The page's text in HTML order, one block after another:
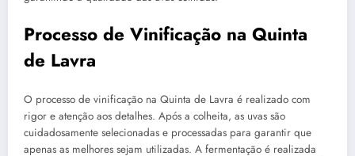
Processo de Vinificação na Quinta
de Lavra
O processo de vinificação na Quinta de Lavra é realizado com
rigor e atenção aos detalhes. Após a colheita, as uvas são
cuidadosamente selecionadas e processadas para garantir que
apenas as melhores sejam utilizadas. A fermentação é realizada